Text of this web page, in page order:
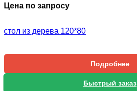
Цена по запросу
стол из дерева 120*80
Подробнее
Быстрый заказ